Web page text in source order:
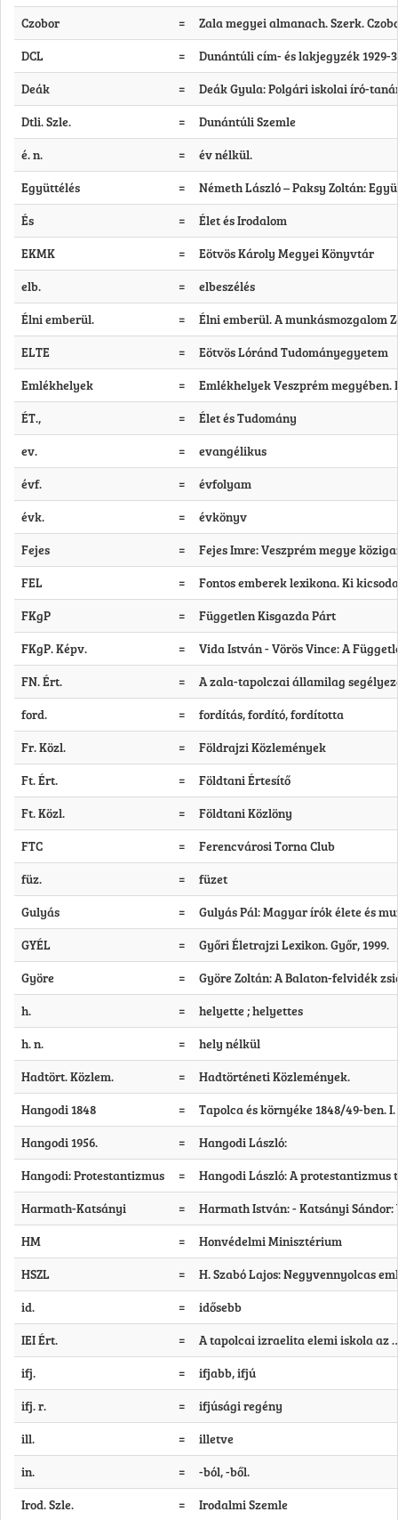
Czobor
=
Zala megyei almanach. Szerk.
DCL
=
Dunántúli cím- és lakjegyzék 1929-
Deák
=
Deák Gyula: Polgári iskolai író-
Dtli. Szle.
=
Dunántúli Szemle
é. n.
=
év nélkül.
Együttélés
=
Németh László – Paksy Zoltán:
És
=
Élet és Irodalom
EKMK
=
Eötvös Károly Megyei Könyvtár
elb.
=
elbeszélés
Élni emberül.
=
Élni emberül. A munkásmozgalom
ELTE
=
Eötvös Lóránd Tudományegyetem
Emlékhelyek
=
Emlékhelyek Veszprém megyében.
ÉT.,
=
Élet és Tudomány
ev.
=
evangélikus
évf.
=
évfolyam
évk.
=
évkönyv
Fejes
=
Fejes Imre: Veszprém megye
FEL
=
Fontos emberek lexikona. Ki
FKgP
=
Független Kisgazda Párt
FKgP. Képv.
=
Vida István - Vörös Vince: A
FN. Ért.
=
A zala-tapolczai államilag
ford.
=
fordítás, fordító, fordította
Fr. Közl.
=
Földrajzi Közlemények
Ft. Ért.
=
Földtani Értesítő
Ft. Közl.
=
Földtani Közlöny
FTC
=
Ferencvárosi Torna Club
füz.
=
füzet
Gulyás
=
Gulyás Pál: Magyar írók élete és
GYÉL
=
Győri Életrajzi Lexikon. Győr, 1999.
Györe
=
Györe Zoltán: A Balaton-felvidék
h.
=
helyette ; helyettes
h. n.
=
hely nélkül
Hadtört. Közlem.
=
Hadtörténeti Közlemények.
Hangodi 1848
=
Tapolca és környéke 1848/49-ben.
Hangodi 1956.
=
Hangodi László:
Hangodi: Protestantizmus
=
Hangodi László: A protestantizmus
Harmath-Katsányi
=
Harmath István: - Katsányi Sándor:
HM
=
Honvédelmi Minisztérium
HSZL
=
H. Szabó Lajos: Negyvennyolcas
id.
=
idősebb
IEI Ért.
=
A tapolcai izraelita elemi iskola az
ifj.
=
ifjabb, ifjú
ifj. r.
=
ifjúsági regény
ill.
=
illetve
in.
=
-ból, -ből.
Irod. Szle.
= Irodalmi Szemle